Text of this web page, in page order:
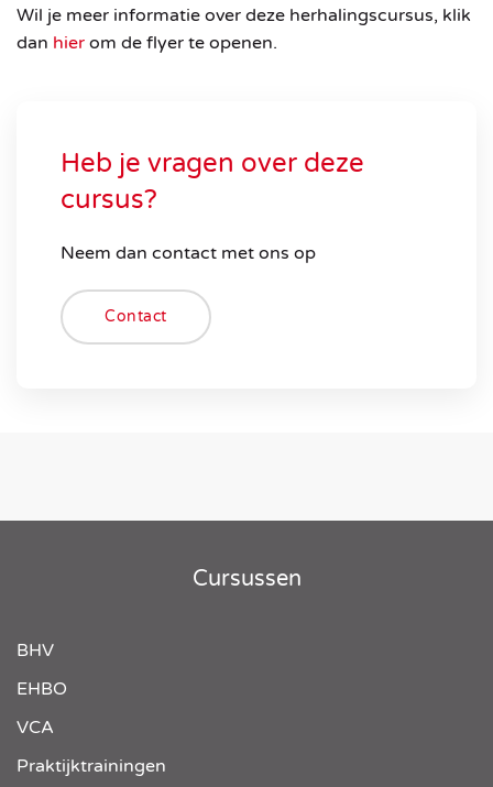
Wil je meer informatie over deze herhalingscursus, klik
dan hier om de flyer te openen.
Heb je vragen over deze
cursus?
Neem dan contact met ons op
Contact
Cursussen
BHV
EHBO
VCA
Praktijktrainingen